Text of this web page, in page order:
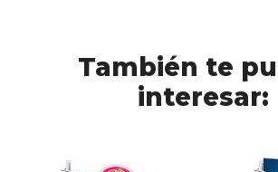
También te
interesar: